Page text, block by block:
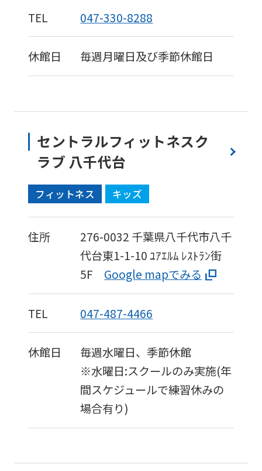
TEL 047-330-8288
休館日 毎週月曜日及び季節休館日
セントラルフィットネスク
ラブ 八千代台
フィットネス キッズ
住所 276-0032 千葉県八千代市八千
代台東1-1-10ﾕｱｴﾙﾑ ﾚｽﾄﾗﾝ街
5F
Google mapでみる
TEL 047-487-4466
休館日
毎週水曜日、季節休館
※水曜日:スクールのみ実施(年
間スケジュールで練習休みの
場合有り)
version
this
mechanically,
it
may
not
be
an
accurate
translation.
The
translation
may
differ
from
original
We